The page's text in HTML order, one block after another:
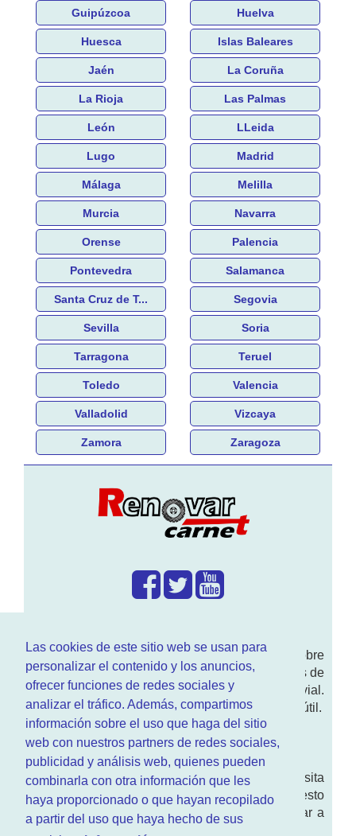
Las cookies de este sitio web se usan para
personalizar el contenido y los anuncios,
ofrecer funciones de redes sociales y
analizar el tráfico. Además, compartimos
información sobre el uso que haga del sitio
web con nuestros partners de redes sociales,
publicidad y análisis web, quienes pueden
combinarla con otra información que les
haya proporcionado o que hayan recopilado
a partir del uso que haya hecho de sus
Guipúzcoa Huelva
Huesca Islas Baleares
Jaén La Coruña
La Rioja Las Palmas
León LLeida
Lugo Madrid
Málaga Melilla
Murcia Navarra
Orense Palencia
Pontevedra Salamanca
Santa Cruz de T... Segovia
Sevilla Soria
Tarragona Teruel
Toledo Valencia
Valladolid Vizcaya
Zamora Zaragoza
Enwww.RenovarCarnet.comTe contamos sobre
larenovación del permisode conducir, noticias de
actualidad motor y sobre todo seguridad vial.
Ademas tenemos todo tipo de información DGT útil.
¿Quienes somos?
Quieres saber quien mantiene la pagina, visita
nuestrasección de contacto. Aquí tienes nuesto
aviso legal
. Basicamente no queremos engañar a
nadie.